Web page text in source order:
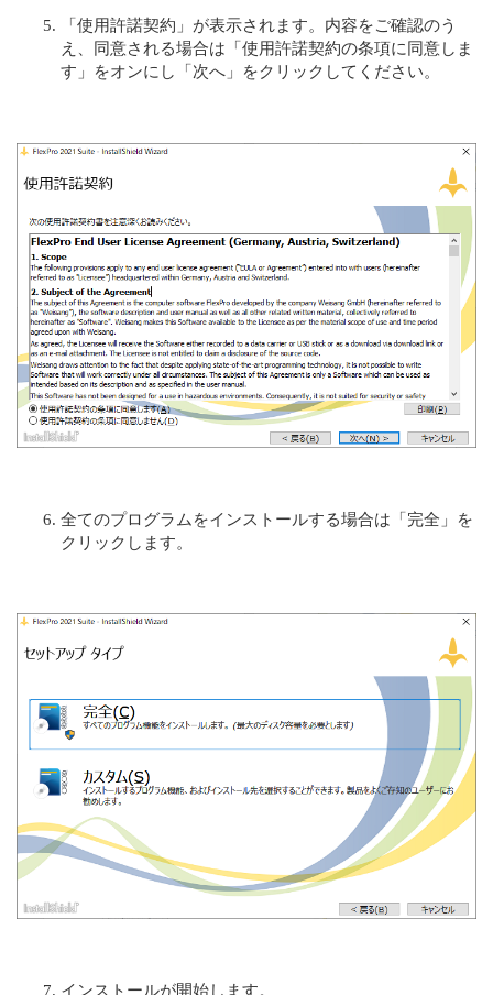
「使用許諾契約」が表示されます。内容をご確認のう
え、同意される場合は「使用許諾契約の条項に同意しま
す」をオンにし「次へ」をクリックしてください。
全てのプログラムをインストールする場合は「完全」を
クリックします。
インストールが開始します。